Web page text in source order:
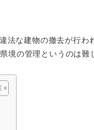
法な建物の撤去が行
境の管理というのは難